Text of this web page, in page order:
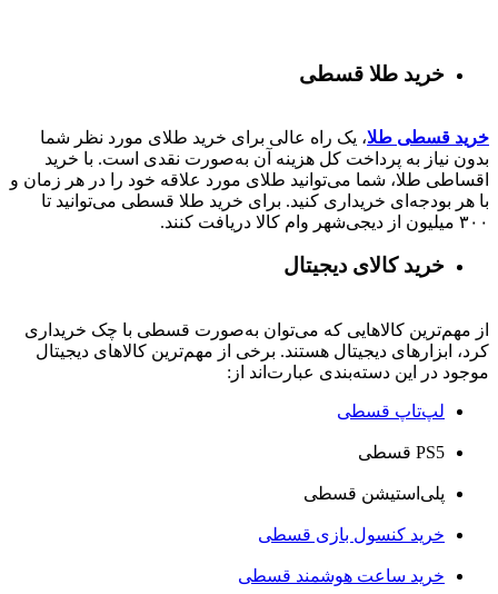
خرید طلا قسطی
خرید قسطی طلا، یک راه عالی برای خرید طلای مورد نظر شما
بدون نیاز به پرداخت کل هزینه آن به‌صورت نقدی است. با خرید
اقساطی طلا، شما می‌توانید طلای مورد علاقه خود را در هر زمان و
با هر بودجه‌ای خریداری کنید. برای خرید طلا قسطی می‌توانید تا
۳۰۰ میلیون از دیجی‌شهر وام کالا دریافت کنند.
خرید کالای دیجیتال
از مهم‌ترین کالاهایی که می‌توان به‌صورت قسطی با چک خریداری
کرد، ابزارهای دیجیتال هستند. برخی از مهم‌ترین کالاهای دیجیتال
موجود در این دسته‌بندی عبارت‌اند از:
لپ‌تاپ قسطی
PS5 قسطی
پلی‌استیشن قسطی
خرید کنسول بازی قسطی
خرید ساعت هوشمند قسطی